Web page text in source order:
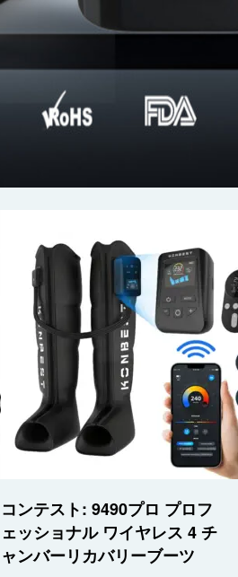
コンテスト: 9490プロ プロフ
ェッショナル ワイヤレス 4 チ
ャンバーリカバリーブーツ